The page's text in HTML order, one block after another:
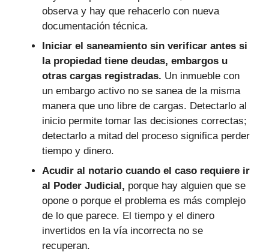
observa y hay que rehacerlo con nueva
documentación técnica.
Iniciar el saneamiento sin verificar antes si
la propiedad tiene deudas, embargos u
otras cargas registradas. Un inmueble con
un embargo activo no se sanea de la misma
manera que uno libre de cargas. Detectarlo al
inicio permite tomar las decisiones correctas;
detectarlo a mitad del proceso significa perder
tiempo y dinero.
Acudir al notario cuando el caso requiere ir
al Poder Judicial, porque hay alguien que se
opone o porque el problema es más complejo
de lo que parece. El tiempo y el dinero
invertidos en la vía incorrecta no se
recuperan.